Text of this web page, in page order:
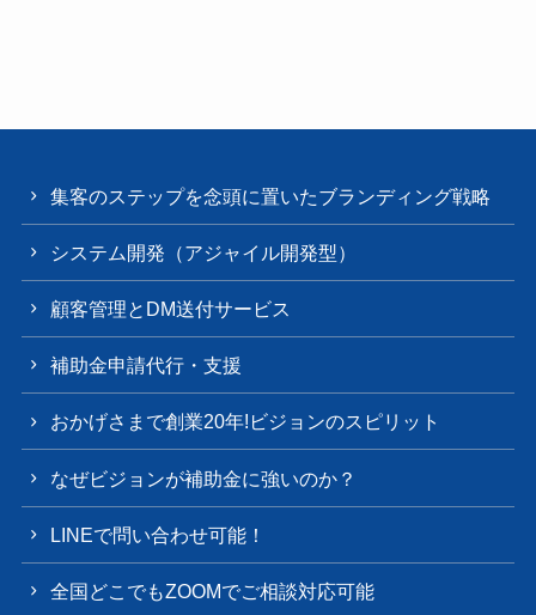
集客のステップを念頭に置いたブランディング戦略
システム開発（アジャイル開発型）
顧客管理とDM送付サービス
補助金申請代行・支援
おかげさまで創業20年!ビジョンのスピリット
なぜビジョンが補助金に強いのか？
LINEで問い合わせ可能！
全国どこでもZOOMでご相談対応可能